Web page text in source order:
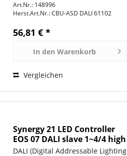
smartBLUE Bluetooth Control Unit
BCU DALI/3CH/RGB (LMBA0024)
für eine DALI RGB-Leuchte
Input:...
Art.Nr.: 148996
Herst.Art.Nr.:CBU-ASD DALI 61102
56,81 € *
In den Warenkorb
Vergleichen
Synergy 21 LED Controller
EOS 07 DALI slave 1~4/4 high
power
DALI (Digital Addressable Lighting